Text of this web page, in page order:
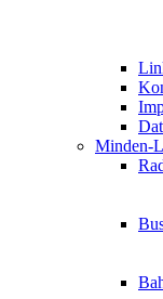
Minden-